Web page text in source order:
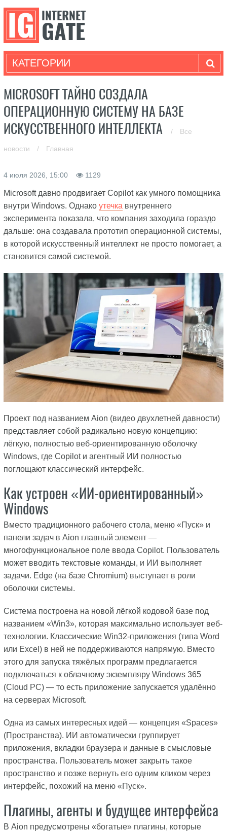
КАТЕГОРИИ
MICROSOFT ТАЙНО СОЗДАЛА
ОПЕРАЦИОННУЮ СИСТЕМУ НА БАЗЕ
ИСКУССТВЕННОГО ИНТЕЛЛЕКТА
/ Все
новости / Главная
4 июля 2026, 15:00 1129
Microsoft давно продвигает Copilot как умного помощника
внутри Windows. Однако утечка внутреннего
эксперимента показала, что компания заходила гораздо
дальше: она создавала прототип операционной системы,
в которой искусственный интеллект не просто помогает, а
становится самой системой.
Проект под названием Aion (видео двухлетней давности)
представляет собой радикально новую концепцию:
лёгкую, полностью веб-ориентированную оболочку
Windows, где Copilot и агентный ИИ полностью
поглощают классический интерфейс.
Как устроен «ИИ-ориентированный»
Windows
Вместо традиционного рабочего стола, меню «Пуск» и
панели задач в Aion главный элемент —
многофункциональное поле ввода Copilot. Пользователь
может вводить текстовые команды, и ИИ выполняет
задачи. Edge (на базе Chromium) выступает в роли
оболочки системы.
Система построена на новой лёгкой кодовой базе под
названием «Win3», которая максимально использует веб-
технологии. Классические Win32-приложения (типа Word
или Excel) в ней не поддерживаются напрямую. Вместо
этого для запуска тяжёлых программ предлагается
подключаться к облачному экземпляру Windows 365
(Cloud PC) — то есть приложение запускается удалённо
на серверах Microsoft.
Одна из самых интересных идей — концепция «Spaces»
(Пространства). ИИ автоматически группирует
приложения, вкладки браузера и данные в смысловые
пространства. Пользователь может закрыть такое
пространство и позже вернуть его одним кликом через
интерфейс, похожий на меню «Пуск».
Плагины, агенты и будущее интерфейса
В Aion предусмотрены «богатые» плагины, которые